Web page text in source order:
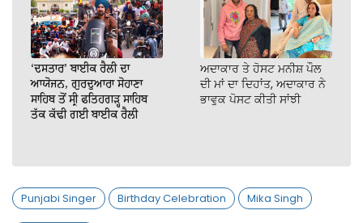
‘ਦਸਤਾਰ’ ਬਾਈਕ ਰੈਲੀ ਦਾ
ਆਯੋਜਨ, ਗੁਰਦੁਆਰਾ ਸੋਹਾਣਾ
ਸਾਹਿਬ ਤੋਂ ਸ੍ਰੀ ਫਤਿਹਗੜ੍ਹ ਸਾਹਿਬ
ਤੱਕ ਕੱਢੀ ਗਈ ਬਾਈਕ ਰੈਲੀ
ਅਦਾਕਾਰ ਤੇ ਹੋਸਟ ਮਨੀਸ਼ ਪੌਲ
ਦੀ ਮਾਂ ਦਾ ਦਿਹਾਂਤ, ਅਦਾਕਾਰ ਨੇ
ਭਾਵੁਕ ਪੋਸਟ ਕੀਤੀ ਸਾਂਝੀ
Punjabi Singer Birthday Celebration Mika Singh